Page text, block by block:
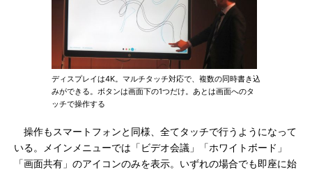
ディスプレイは4K。マルチタッチ対応で、複数の同時書き込
みができる。ボタンは画面下の1つだけ。あとは画面へのタ
ッチで操作する
操作もスマートフォンと同様、全てタッチで行うようになって
いる。メインメニューでは「ビデオ会議」「ホワイトボード」
「画面共有」のアイコンのみを表示。いずれの場合でも即座に始